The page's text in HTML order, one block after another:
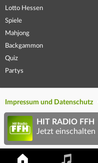
Lotto Hessen
Spiele
Mahjong
Backgammon
Quiz
Partys
Impressum und Datenschutz
HIT RADIO FFH
Jetzt einschalten